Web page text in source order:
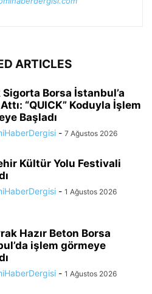
ARTICLES
Borsa İstanbul’a
“QUICK” Koduyla İşlem
Başladı
- 7 Ağustos 2026
Kültür Yolu Festivali
- 1 Ağustos 2026
Hazır Beton Borsa
işlem görmeye
- 1 Ağustos 2026